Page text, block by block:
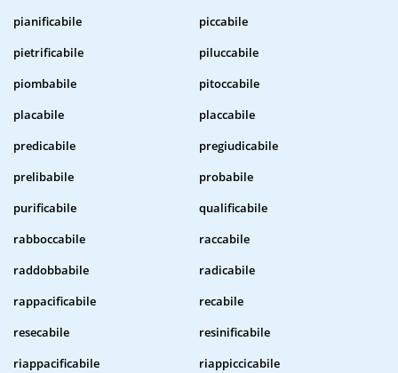
pianificabile
piccabile
pietrificabile
piluccabile
piombabile
pitoccabile
placabile
placcabile
predicabile
pregiudicabile
prelibabile
probabile
purificabile
qualificabile
rabboccabile
raccabile
raddobbabile
radicabile
rappacificabile
recabile
resecabile
resinificabile
riappacificabile
riappiccicabile